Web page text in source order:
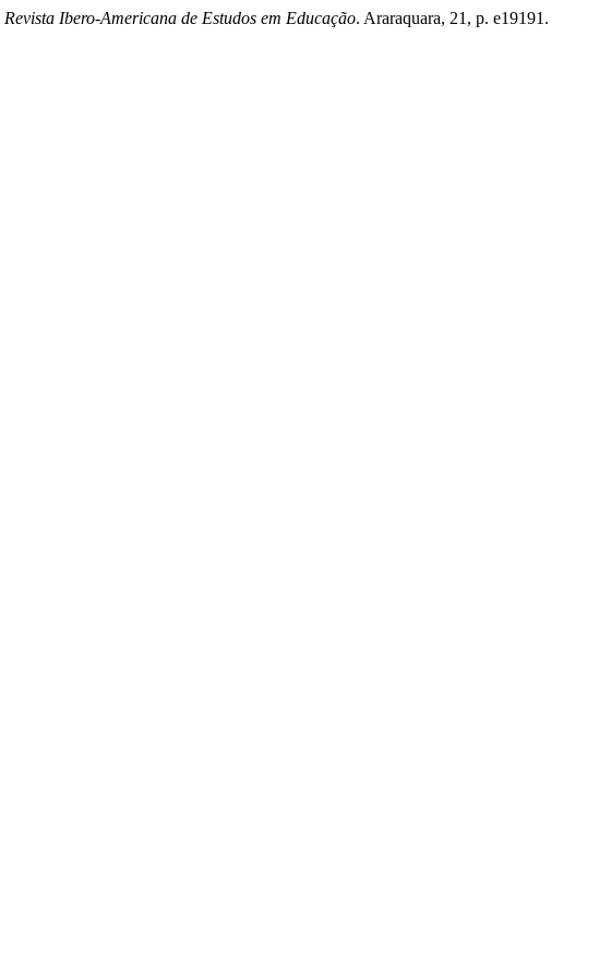
Revista Ibero-Americana de Estudos em Educação. Araraquara, 21, p. e19191.